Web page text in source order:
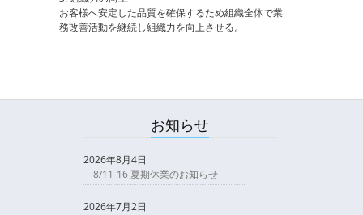
お客様へ安定した品質を確保するため組織全体で業
務改善活動を継続し組織力を向上させる。
お知らせ
2026年8月4日
8/11-16 夏期休業のお知らせ
2026年7月2日